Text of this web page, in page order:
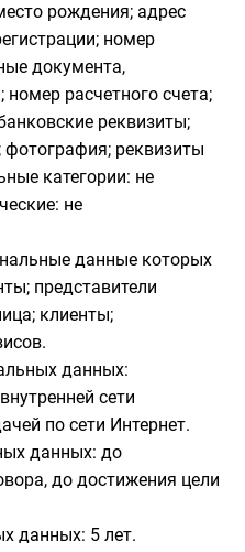
рождения; адрес
номер
документа,
расчетного счета;
реквизиты;
реквизиты
категории: не
не
данные которых
представители
клиенты;
данных:
сети
по сети Интернет.
данных: до
до достижения цели
данных: 5 лет.